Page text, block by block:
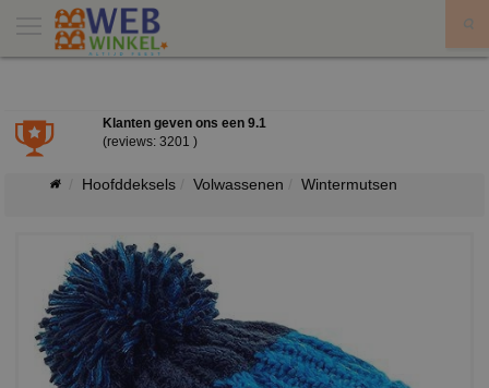
Klanten geven ons een 9.1
(reviews: 3201 )
Hoofddeksels Volwassenen Wintermutsen